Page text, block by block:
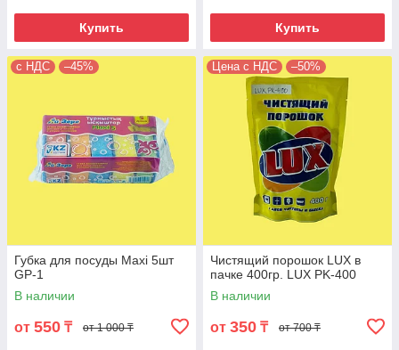
Купить Купить
с НДС –45%
Губка для посуды Maxi 5шт
GP-1
В наличии
от 550 ₸ от 1 000 ₸
Цена с НДС –50%
Чистящий порошок LUX в
пачке 400гр. LUX PK-400
В наличии
от 350 ₸ от 700 ₸